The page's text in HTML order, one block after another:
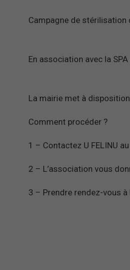
Campagne de stérilisation
En association avec la SPA
La mairie met à
Comment procéder ?
1 – Contactez U FELINU
2 – L’association vous
3 – Prendre rendez-vous à